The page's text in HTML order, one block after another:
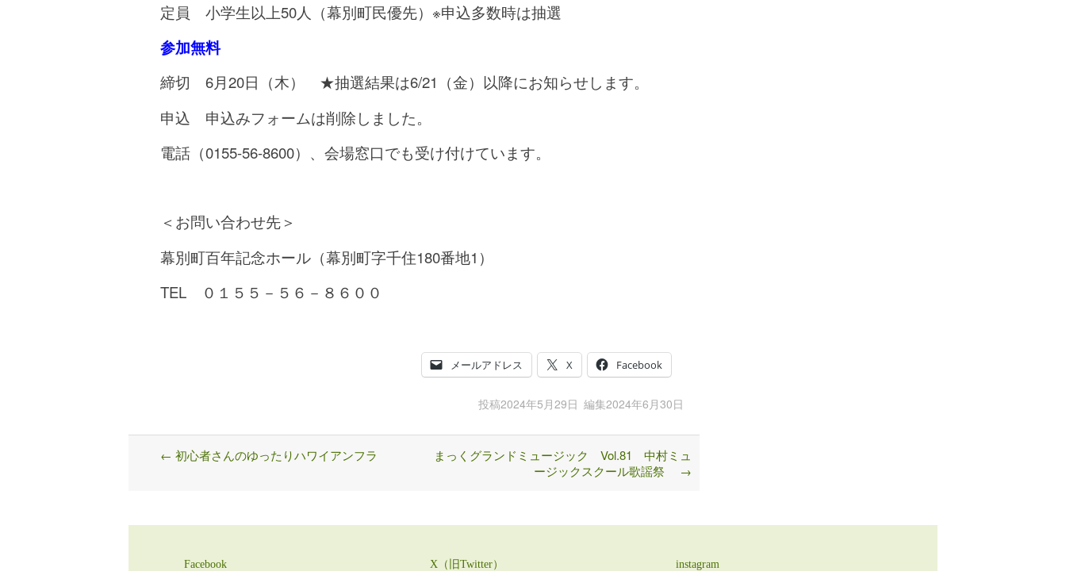
定員 小学生以上50人（幕別町民優先）※申込多数時は抽選
参加無料
締切 6月20日（木） ★抽選結果は6/21（金）以降にお知らせします。
申込 申込みフォームは削除しました。
電話（0155-56-8600）、会場窓口でも受け付けています。
＜お問い合わせ先＞
幕別町百年記念ホール（幕別町字千住180番地1）
TEL ０１５５－５６－８６００
メールアドレス X Facebook
投稿2024年5月29日 編集2024年6月30日
Post
← 初心者さんのゆったりハワイアンフラ
まっくグランドミュージック Vol.81 中村ミュ
ージックスクール歌謡祭 →
Facebook X（旧Twitter） instagram